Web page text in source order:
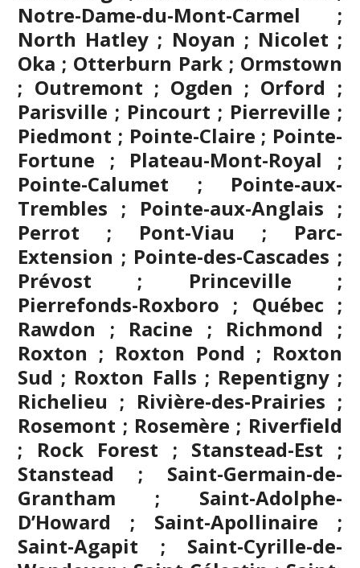
Notre-Dame-du-Mont-Carmel ;
North Hatley ; Noyan ; Nicolet ;
Oka ; Otterburn Park ; Ormstown
; Outremont ; Ogden ; Orford ;
Parisville ; Pincourt ; Pierreville ;
Piedmont ; Pointe-Claire ; Pointe-
Fortune ; Plateau-Mont-Royal ;
Pointe-Calumet ; Pointe-aux-
Trembles ; Pointe-aux-Anglais ;
Perrot ; Pont-Viau ; Parc-
Extension ; Pointe-des-Cascades ;
Prévost ; Princeville ;
Pierrefonds-Roxboro ; Québec ;
Rawdon ; Racine ; Richmond ;
Roxton ; Roxton Pond ; Roxton
Sud ; Roxton Falls ; Repentigny ;
Richelieu ; Rivière-des-Prairies ;
Rosemont ; Rosemère ; Riverfield
; Rock Forest ; Stanstead-Est ;
Stanstead ; Saint-Germain-de-
Grantham ; Saint-Adolphe-
D’Howard ; Saint-Apollinaire ;
Saint-Agapit ; Saint-Cyrille-de-